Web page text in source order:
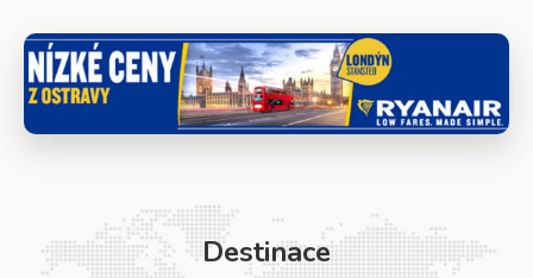
Destinace